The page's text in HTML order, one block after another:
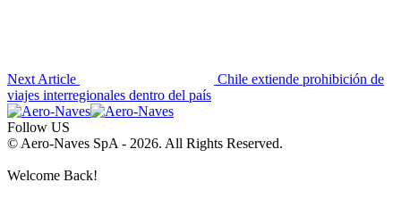
Next Article
Chile extiende prohibición de
viajes interregionales dentro del país
Follow US
© Aero-Naves SpA - 2026. All Rights Reserved.
Welcome Back!